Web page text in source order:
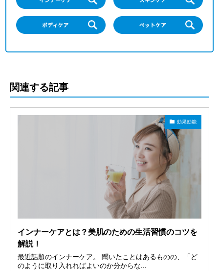
関連する記事
効果効能
インナーケアとは？美肌のための生活習慣のコツを
解説！
最近話題のインナーケア。 聞いたことはあるものの、「ど
のように取り入れればよいのか分からな...